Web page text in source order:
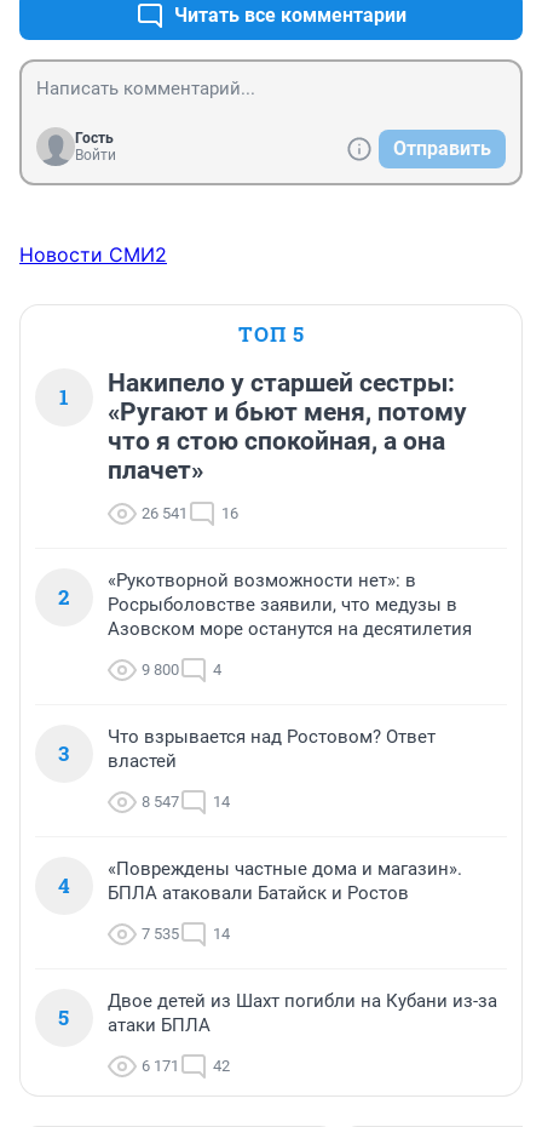
Читать все комментарии
Гость
Войти
Отправить
Новости СМИ2
ТОП 5
1
Накипело у старшей сестры:
«Ругают и бьют меня, потому
что я стою спокойная, а она
плачет»
26 541 16
2
«Рукотворной возможности нет»: в
Росрыболовстве заявили, что медузы в
Азовском море останутся на десятилетия
9 800 4
3
Что взрывается над Ростовом? Ответ
властей
8 547 14
4
«Повреждены частные дома и магазин».
БПЛА атаковали Батайск и Ростов
7 535 14
5
Двое детей из Шахт погибли на Кубани из-за
атаки БПЛА
6 171 42